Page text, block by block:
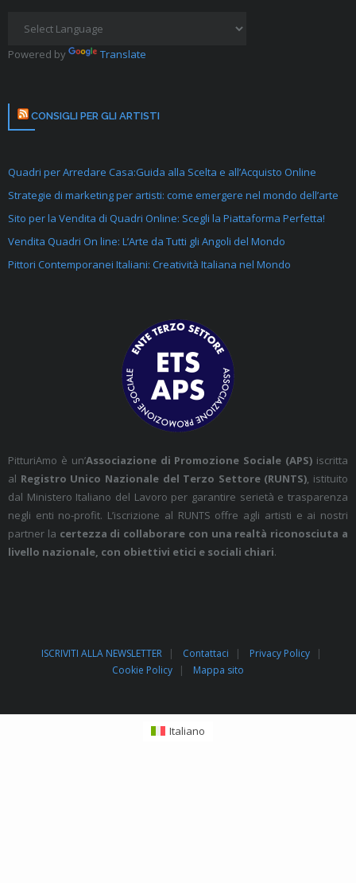
Powered by Translate
CONSIGLI PER GLI ARTISTI
Quadri per Arredare Casa:Guida alla Scelta e all’Acquisto Online
Strategie di marketing per artisti: come emergere nel mondo dell’arte
Sito per la Vendita di Quadri Online: Scegli la Piattaforma Perfetta!
Vendita Quadri On line: L’Arte da Tutti gli Angoli del Mondo
Pittori Contemporanei Italiani: Creatività Italiana nel Mondo
PitturiAmo è un’Associazione di Promozione Sociale (APS) iscritta
al Registro Unico Nazionale del Terzo Settore (RUNTS), istituito
dal Ministero Italiano del Lavoro per garantire serietà e trasparenza
negli enti no-profit. L’iscrizione al RUNTS offre agli artisti e ai nostri
partner la certezza di collaborare con una realtà riconosciuta a
livello nazionale, con obiettivi etici e sociali chiari.
ISCRIVITI ALLA NEWSLETTER Contattaci
Privacy Policy
Cookie Policy
Mappa sito
Italiano